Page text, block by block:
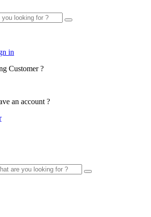
in
Customer ?
an account ?